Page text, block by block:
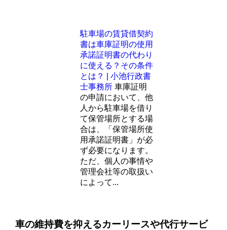
駐車場の賃貸借契約
書は車庫証明の使用
承諾証明書の代わり
に使える？その条件
とは？ | 小池行政書
士事務所 車庫証明
の申請において、他
人から駐車場を借り
て保管場所とする場
合は、「保管場所使
用承諾証明書」が必
ず必要になります。
ただ、個人の事情や
管理会社等の取扱い
によって...
車の維持費を抑えるカーリースや代行サービ